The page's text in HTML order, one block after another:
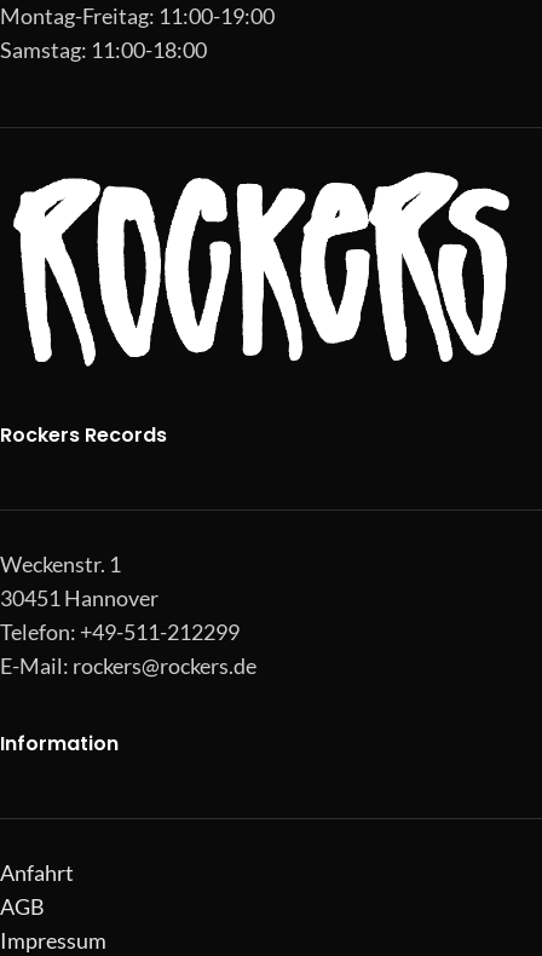
Montag-Freitag: 11:00-19:00
Samstag: 11:00-18:00
Rockers Records
Weckenstr. 1
30451 Hannover
Telefon: +49-511-212299
E-Mail: rockers@rockers.de
Information
Anfahrt
AGB
Impressum